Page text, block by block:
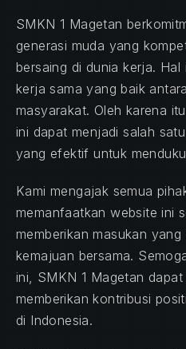
SMKN 1 Magetan
generasi muda yang
bersaing di dunia kerja. Hal
kerja sama yang baik
masyarakat. Oleh karena
ini dapat menjadi salah
yang efektif untuk
Kami mengajak semua
memanfaatkan website ini
memberikan masukan
kemajuan bersama.
ini, SMKN 1 Magetan
memberikan kontribusi
di Indonesia.
PREVIOUS